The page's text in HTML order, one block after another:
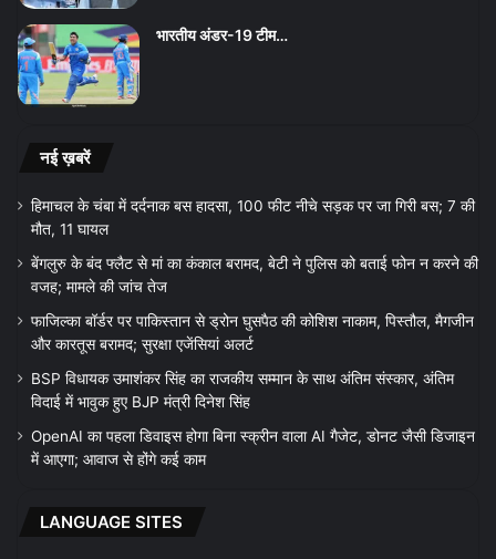
भारतीय अंडर-19 टीम…
नई ख़बरें
हिमाचल के चंबा में दर्दनाक बस हादसा, 100 फीट नीचे सड़क पर जा गिरी बस; 7 की
मौत, 11 घायल
बेंगलुरु के बंद फ्लैट से मां का कंकाल बरामद, बेटी ने पुलिस को बताई फोन न करने की
वजह; मामले की जांच तेज
फाजिल्का बॉर्डर पर पाकिस्तान से ड्रोन घुसपैठ की कोशिश नाकाम, पिस्तौल, मैगजीन
और कारतूस बरामद; सुरक्षा एजेंसियां अलर्ट
BSP विधायक उमाशंकर सिंह का राजकीय सम्मान के साथ अंतिम संस्कार, अंतिम
विदाई में भावुक हुए BJP मंत्री दिनेश सिंह
OpenAI का पहला डिवाइस होगा बिना स्क्रीन वाला AI गैजेट, डोनट जैसी डिजाइन
में आएगा; आवाज से होंगे कई काम
LANGUAGE SITES